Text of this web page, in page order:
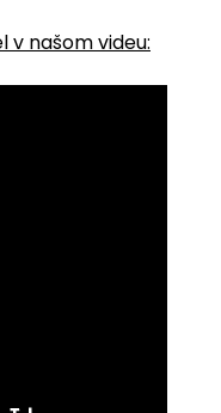
našom videu: